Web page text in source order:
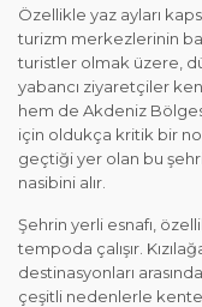
Özellikle yaz ayları
turizm merkezlerinin
turistler olmak üzere,
yabancı ziyaretçiler
hem de Akdeniz
için oldukça kritik bir
geçtiği yer olan bu
nasibini alır.
Şehrin yerli esnafı,
tempoda çalışır.
destinasyonları
çeşitli nedenlerle kente